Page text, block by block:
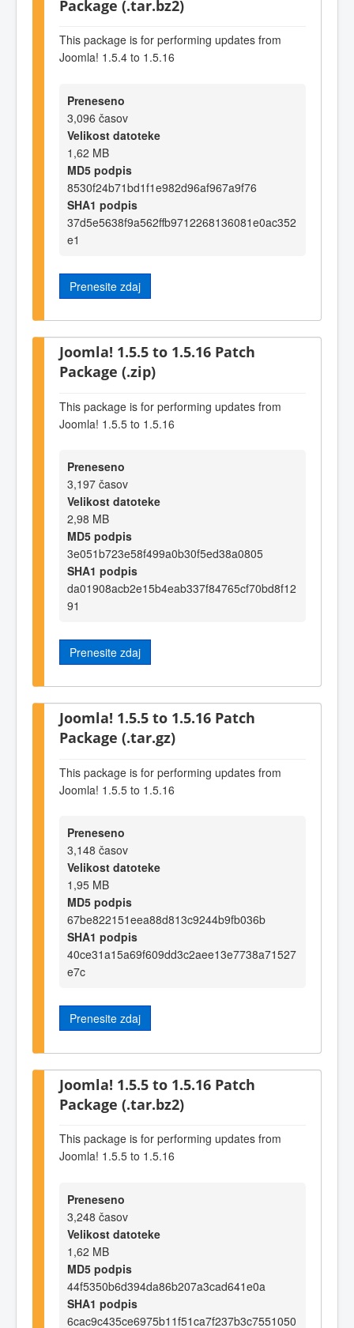
Package (.tar.bz2)
This package is for performing updates from
Joomla! 1.5.4 to 1.5.16
Preneseno
3,096 časov
Velikost datoteke
1,62 MB
MD5 podpis
8530f24b71bd1f1e982d96af967a9f76
SHA1 podpis
37d5e5638f9a562ffb9712268136081e0ac352
e1
Prenesite zdaj
Joomla! 1.5.5 to 1.5.16 Patch
Package (.zip)
This package is for performing updates from
Joomla! 1.5.5 to 1.5.16
Preneseno
3,197 časov
Velikost datoteke
2,98 MB
MD5 podpis
3e051b723e58f499a0b30f5ed38a0805
SHA1 podpis
da01908acb2e15b4eab337f84765cf70bd8f12
91
Prenesite zdaj
Joomla! 1.5.5 to 1.5.16 Patch
Package (.tar.gz)
This package is for performing updates from
Joomla! 1.5.5 to 1.5.16
Preneseno
3,148 časov
Velikost datoteke
1,95 MB
MD5 podpis
67be822151eea88d813c9244b9fb036b
SHA1 podpis
40ce31a15a69f609dd3c2aee13e7738a71527
e7c
Prenesite zdaj
Joomla! 1.5.5 to 1.5.16 Patch
Package (.tar.bz2)
This package is for performing updates from
Joomla! 1.5.5 to 1.5.16
Preneseno
3,248 časov
Velikost datoteke
1,62 MB
MD5 podpis
44f5350b6d394da86b207a3cad641e0a
SHA1 podpis
6cac9c435ce6975b11f51ca7f237b3c7551050